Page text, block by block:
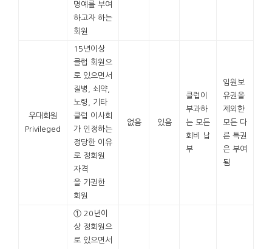
명예를 부여
하고자 하는
회원
우대회원
Privileged
15년이상
클럽 회원으
로 있으면서
질병, 쇠약,
노령, 기타
클럽 이사회
가 인정하는
정당한 이유
로 정회원
자격
을 기권한
회원
없음 있음
클럽이
부과하
는 모든
회비 납
부
임원보
유권을
제외한
모든 다
른 특권
은 부여
됨
① 20년이
상 정회원으
로 있으면서